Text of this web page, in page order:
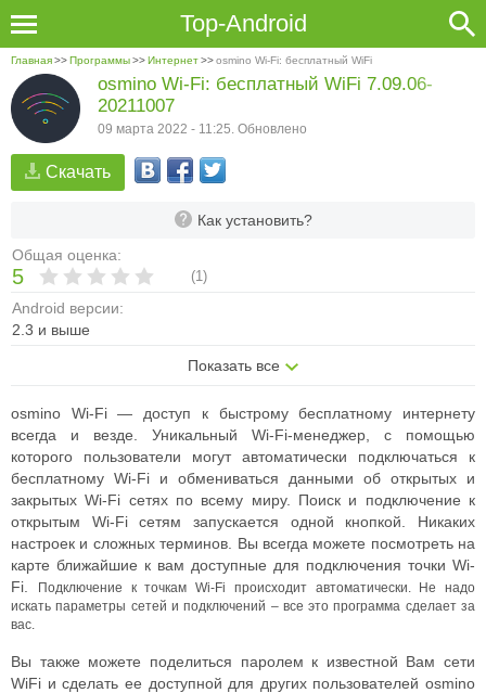
Top-Android
Главная>>Программы>>Интернет>>osmino Wi-Fi: бесплатный WiFi
Скачать
Как установить?
Общая оценка:
5 (1)
Android версии:
2.3 и выше
Показать все
osmino Wi-Fi: бесплатный WiFi 7.09.06-
20211007
09 марта 2022 - 11:25. Обновлено
osmino Wi-Fi — доступ к быстрому бесплатному интернету
всегда и везде. Уникальный Wi-Fi-менеджер, с помощью
которого пользователи могут автоматически подключаться к
бесплатному Wi-Fi и обмениваться данными об открытых и
закрытых Wi-Fi сетях по всему миру. Поиск и подключение к
открытым Wi-Fi сетям запускается одной кнопкой. Никаких
настроек и сложных терминов. Вы всегда можете посмотреть на
карте ближайшие к вам доступные для подключения точки Wi-
Fi.
Подключение к точкам Wi-Fi происходит автоматически. Не надо
искать параметры сетей и подключений – все это программа сделает за
вас.
Вы также можете поделиться паролем к известной Вам сети
WiFi и сделать ее доступной для других пользователей osmino